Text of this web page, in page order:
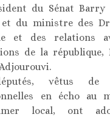
du Sénat Barry
et du ministre des
et des relations
de la république,
vêtus de
en écho au
local, ont